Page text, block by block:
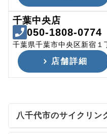
千葉中央店
050-1808-0774
千葉県千葉市中央区新宿１
店舗詳細
八千代市のサイクリン